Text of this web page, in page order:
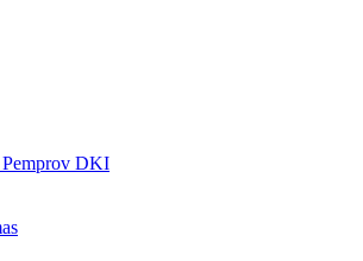
Pemprov DKI